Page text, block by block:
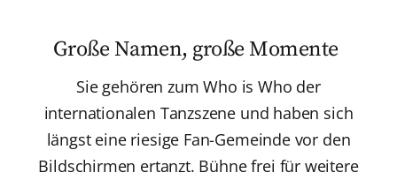
Große Namen, große Momente
Sie gehören zum Who is Who der
internationalen Tanzszene und haben sich
längst eine riesige Fan-Gemeinde vor den
Bildschirmen ertanzt. Bühne frei für weitere